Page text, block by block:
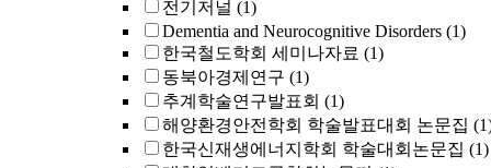
전기저널 (1)
Dementia and Neurocognitive Disorders (1)
한국철도학회 세미나자료 (1)
동북아경제연구 (1)
추계학술연구발표회 (1)
해양환경안전학회 학술발표대회 논문집
한국신재생에너지학회 학술대회논문집 (1)